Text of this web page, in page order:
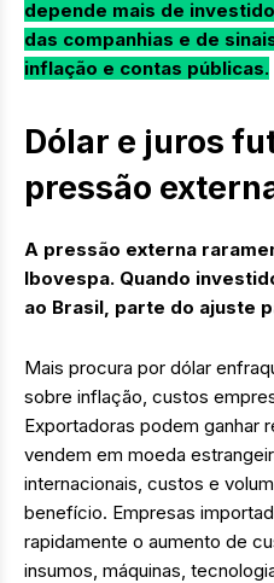
depende mais de
das companhias e de
inflação e contas públicas.
Dólar e juros
pressão
A pressão externa
Ibovespa. Quando
ao Brasil, parte do ajuste
Mais procura por dólar
sobre inflação, custos
Exportadoras podem ganhar
vendem em moeda
internacionais, custos e
benefício. Empresas
rapidamente o aumento de
insumos, máquinas,